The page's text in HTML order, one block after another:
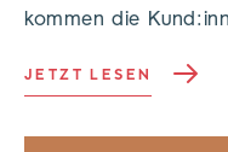
kommen die
JETZT LESEN